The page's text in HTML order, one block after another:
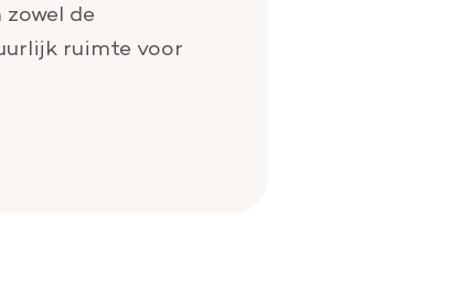
de
ruimte voor